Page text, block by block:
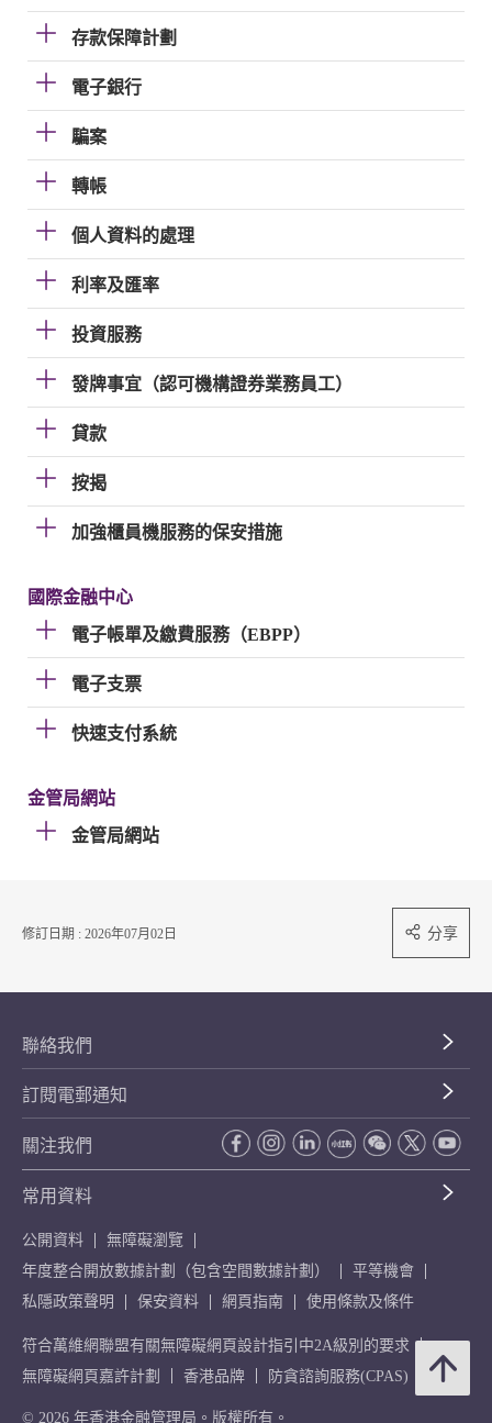
存款保障計劃
電子銀行
騙案
轉帳
個人資料的處理
利率及匯率
投資服務
發牌事宜（認可機構證券業務員工）
貸款
按揭
加強櫃員機服務的保安措施
國際金融中心
電子帳單及繳費服務（EBPP）
電子支票
快速支付系統
金管局網站
金管局網站
修訂日期 : 2026年07月02日 分享
聯絡我們
訂閱電郵通知
關注我們
常用資料
公開資料
無障礙瀏覽
年度整合開放數據計劃（包含空間數據計劃）
平等機會
私隱政策聲明
保安資料 網頁指南 使用條款及條件
符合萬維網聯盟有關無障礙網頁設計指引中2A級別的要求
無障礙網頁嘉許計劃
香港品牌 防貪諮詢服務(CPAS)
© 2026 年香港金融管理局。版權所有。